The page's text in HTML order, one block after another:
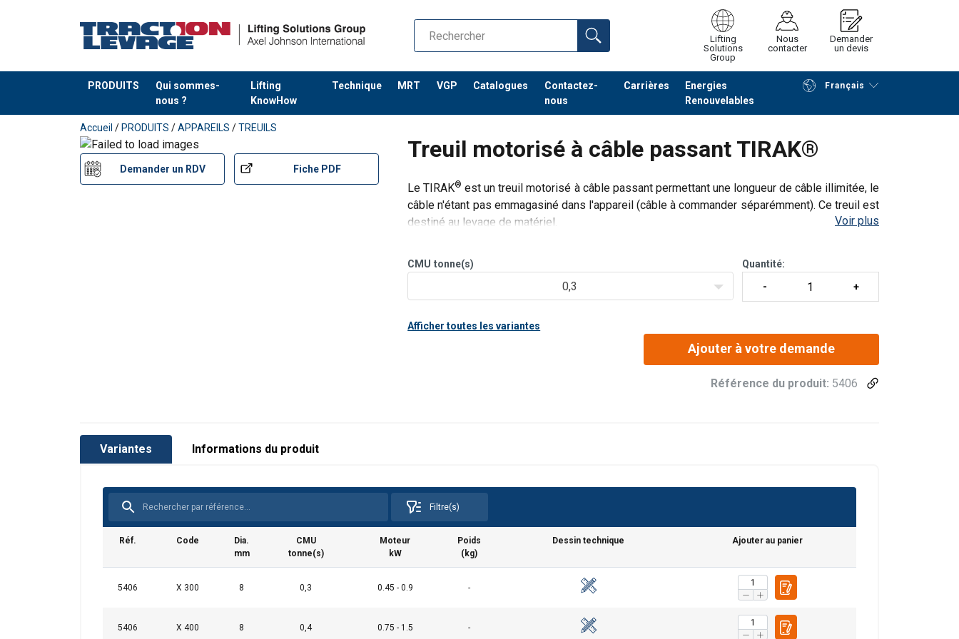
Lifting
Solutions
Group
Nous
contacter
Demander
un devis
PRODUITS
Qui sommes-
nous ?
Lifting
KnowHow
Technique MRT VGP Catalogues
Contactez-
nous
Carrières
Energies
Renouvelables
Français
Ajouté au panier Poursuivre Envoyer demande
Accueil / PRODUITS /APPAREILS /TREUILS
Treuil motorisé à câble passant TIRAK®
Demander un RDV Fiche PDF
Le TIRAK® est un treuil motorisé à câble passant permettant une longueur de câble illimitée, le
câble n'étant pas emmagasiné dans l'appareil (câble à commander séparémment). Ce treuil est
destiné au levage de matériel.
Voir plus
CMU tonne(s)
0,3
Quantité:
Afficher toutes les variantes
Ajouter à votre demande
Référence du produit: 5406
Variantes Informations du produit
Filtre(s)
Réf. Code
Dia.
mm
CMU
tonne(s)
Moteur
kW
Poids
(kg)
Dessin technique Ajouter au panier
5406 X 300 8 0,3 0.45 - 0.9 -
5406 X 400 8 0,4 0.75 - 1.5 -